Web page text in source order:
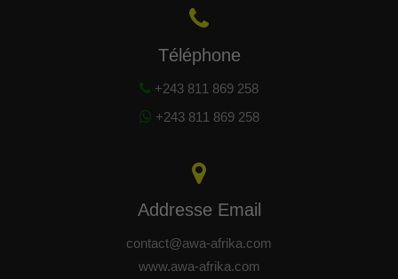
Téléphone
+243 811 869 258
+243 811 869 258
Addresse Email
contact@awa-afrika.com
www.awa-afrika.com